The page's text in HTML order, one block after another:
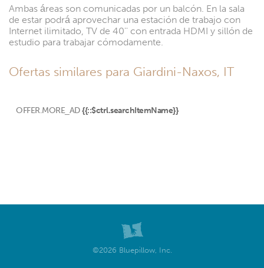
Ambas áreas son comunicadas por un balcón. En la sala
de estar podrá aprovechar una estación de trabajo con
Internet ilimitado, TV de 40'' con entrada HDMI y sillón de
estudio para trabajar cómodamente.
Ofertas similares para Giardini-Naxos, IT
OFFER.MORE_AD {{::$ctrl.searchItemName}}
©2026 Bluepillow, Inc.